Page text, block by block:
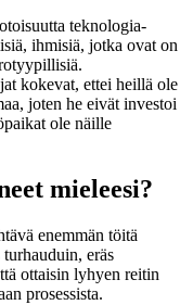
teknologia-
ihmisiä, jotka ovat on
kokevat, ettei heillä ole
joten he eivät investoi
ole näille
mieleesi?
enemmän töitä
eräs
ottaisin lyhyen reitin
prosessista.